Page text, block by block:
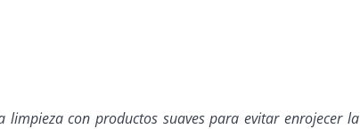
con productos suaves para evitar enrojecer la